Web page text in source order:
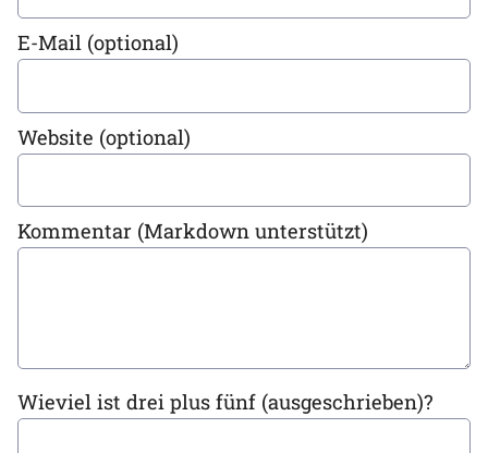
E-Mail (optional)
Website (optional)
Kommentar (Markdown unterstützt)
Wieviel ist drei plus fünf (ausgeschrieben)?